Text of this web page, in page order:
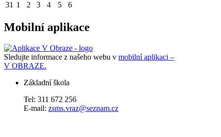
31 1 2 3 4 5 6
Mobilní aplikace
Sledujte informace z našeho webu v mobilní aplikaci –
V OBRAZE.
Základní škola
Tel: 311 672 256
E-mail: zsms.vraz@seznam.cz